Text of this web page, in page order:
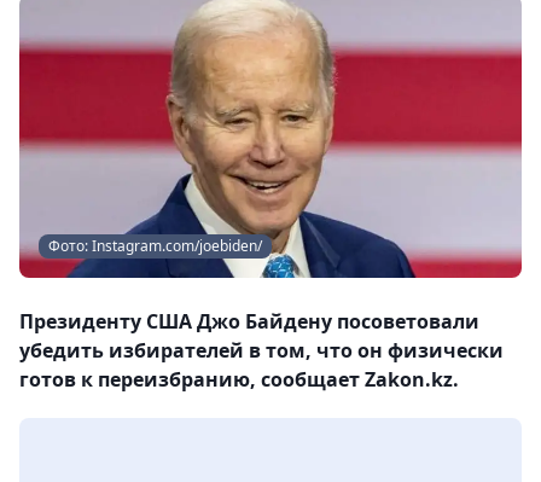
Фото: Instagram.com/joebiden/
Президенту США Джо Байдену посоветовали
убедить избирателей в том, что он физически
готов к переизбранию, сообщает Zakon.kz.